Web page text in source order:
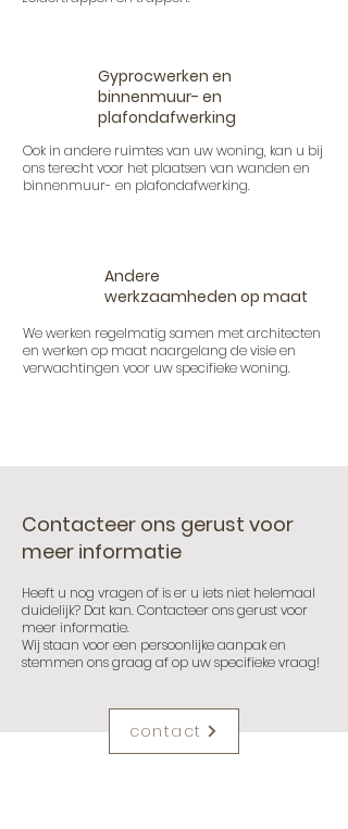
Gyprocwerken en
binnenmuur- en
plafondafwerking
Ook in andere ruimtes van uw woning, kan u bij
ons terecht voor het plaatsen van wanden en
binnenmuur- en plafondafwerking.
Andere
werkzaamheden op maat
We werken regelmatig samen met architecten
en werken op maat naargelang de visie en
verwachtingen voor uw specifieke woning.
Contacteer ons gerust voor
meer informatie
Heeft u nog vragen of is er u iets niet helemaal
duidelijk? Dat kan. Contacteer ons gerust voor
meer informatie.
Wij staan voor een persoonlijke aanpak en
stemmen ons graag af op uw specifieke vraag!
contact